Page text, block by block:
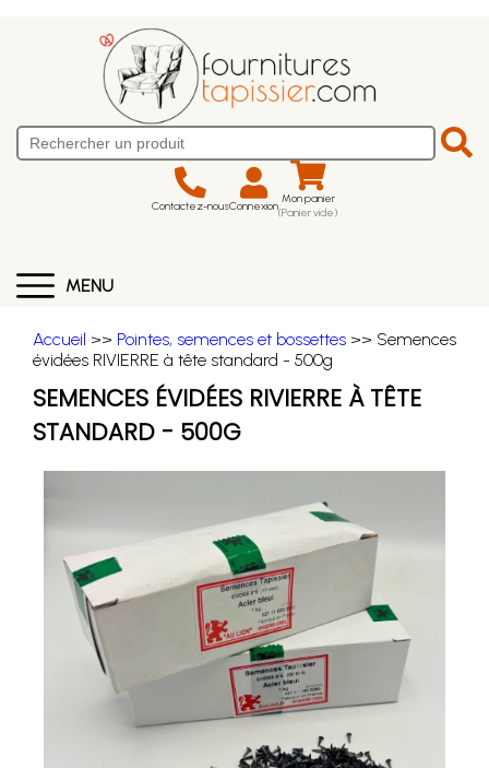
Contactez-nousConnexion Mon panier
(Panier vide)
MENU
Accueil >> Pointes, semences et bossettes >> Semences
évidées RIVIERRE à tête standard - 500g
SEMENCES ÉVIDÉES RIVIERRE À TÊTE
STANDARD - 500G